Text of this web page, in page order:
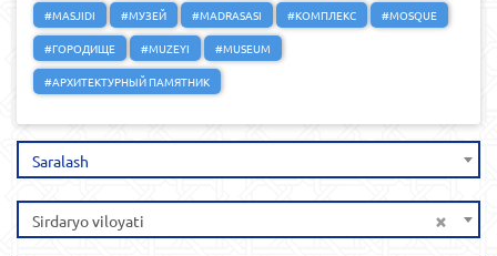
#MASJIDI
#МУЗЕЙ #MADRASASI #КОМПЛЕКС
#MOSQUE
#ГОРОДИЩЕ
#MUZEYI
#MUSEUM
#АРХИТЕКТУРНЫЙ ПАМЯТНИК
Saralash
×
Sirdaryo viloyati